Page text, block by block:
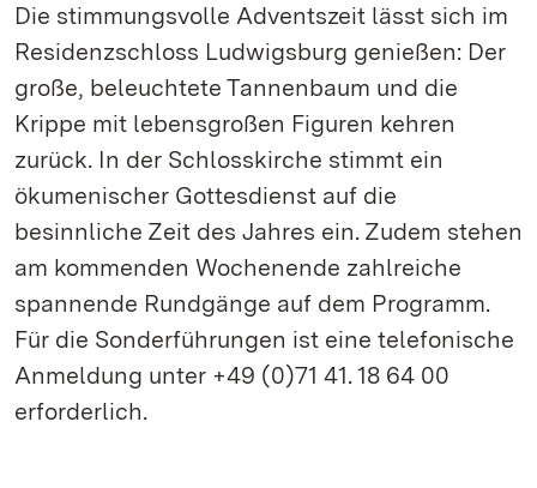
Die stimmungsvolle Adventszeit lässt sich im
Residenzschloss Ludwigsburg genießen: Der
große, beleuchtete Tannenbaum und die
Krippe mit lebensgroßen Figuren kehren
zurück. In der Schlosskirche stimmt ein
ökumenischer Gottesdienst auf die
besinnliche Zeit des Jahres ein. Zudem stehen
am kommenden Wochenende zahlreiche
spannende Rundgänge auf dem Programm.
Für die Sonderführungen ist eine telefonische
Anmeldung unter +49 (0)71 41. 18 64 00
erforderlich.